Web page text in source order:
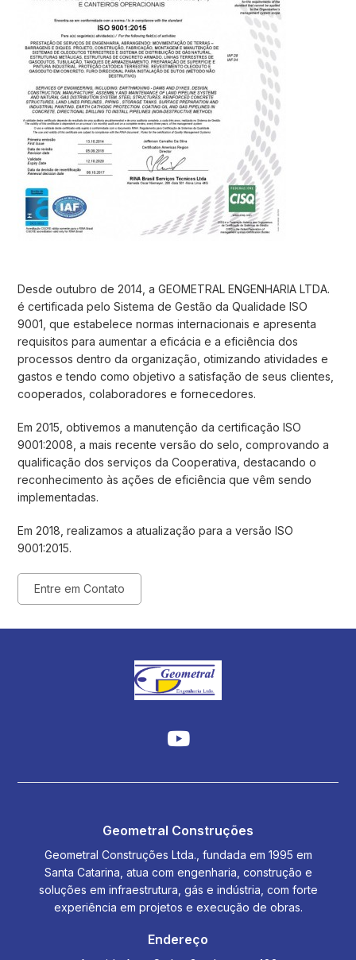
Desde outubro de 2014, a GEOMETRAL ENGENHARIA LTDA.
é certificada pelo Sistema de Gestão da Qualidade ISO
9001, que estabelece normas internacionais e apresenta
requisitos para aumentar a eficácia e a eficiência dos
processos dentro da organização, otimizando atividades e
gastos e tendo como objetivo a satisfação de seus clientes,
cooperados, colaboradores e fornecedores.
Em 2015, obtivemos a manutenção da certificação ISO
9001:2008, a mais recente versão do selo, comprovando a
qualificação dos serviços da Cooperativa, destacando o
reconhecimento às ações de eficiência que vêm sendo
implementadas.
Em 2018, realizamos a atualização para a versão ISO
9001:2015.
Entre em Contato
Geometral Construções
Geometral Construções Ltda., fundada em 1995 em
Santa Catarina, atua com engenharia, construção e
soluções em infraestrutura, gás e indústria, com forte
experiência em projetos e execução de obras.
Endereço